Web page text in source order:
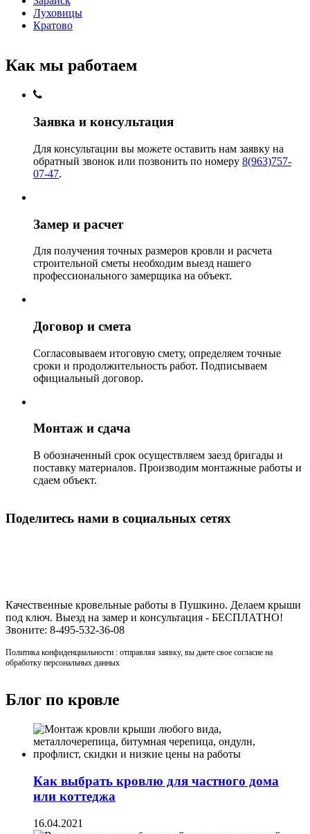
Луховицы
Кратово
Как мы работаем
Заявка и консультация
Для консультации вы можете оставить нам заявку на
обратный звонок или позвонить по номеру 8(963)757-
07-47.
Замер и расчет
Для получения точных размеров кровли и расчета
строительной сметы необходим выезд нашего
профессионального замерщика на объект.
Договор и смета
Согласовываем итоговую смету, определяем точные
сроки и продолжительность работ. Подписываем
официальный договор.
Монтаж и сдача
В обозначенный срок осуществляем заезд бригады и
поставку материалов. Производим монтажные работы и
сдаем объект.
Поделитесь нами в социальных сетях
Качественные кровельные работы в Пушкино. Делаем крыши
под ключ. Выезд на замер и консультация - БЕСПЛАТНО!
Звоните: 8-495-532-36-08
Политика конфиденциальности : отправляя заявку, вы даете свое согласие на
обработку персональных данных
Блог по кровле
Как выбрать кровлю для частного дома
или коттеджа
16.04.2021